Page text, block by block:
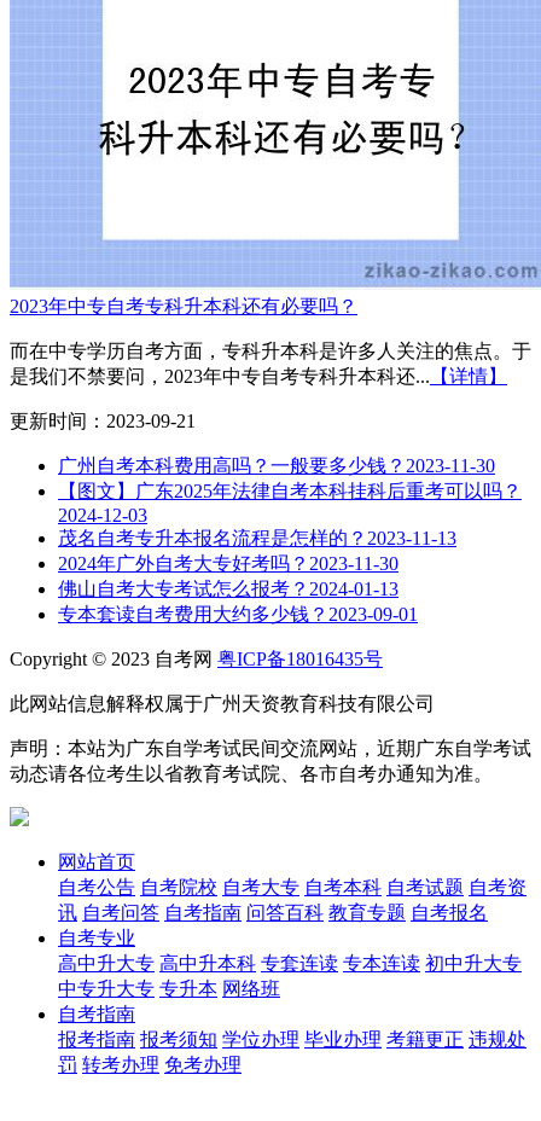
2023年中专自考专科升本科还有必要吗？
而在中专学历自考方面，专科升本科是许多人关注的焦点。于
是我们不禁要问，2023年中专自考专科升本科还... 【详情】
更新时间：2023-09-21
广州自考本科费用高吗？一般要多少钱？ 2023-11-30
【图文】广东2025年法律自考本科挂科后重考可以吗？
2024-12-03
茂名自考专升本报名流程是怎样的？ 2023-11-13
2024年广外自考大专好考吗？ 2023-11-30
佛山自考大专考试怎么报考？ 2024-01-13
专本套读自考费用大约多少钱？ 2023-09-01
Copyright © 2023 自考网 粤ICP备18016435号
此网站信息解释权属于广州天资教育科技有限公司
声明：本站为广东自学考试民间交流网站，近期广东自学考试
动态请各位考生以省教育考试院、各市自考办通知为准。
网站首页
自考公告 自考院校 自考大专 自考本科 自考试题 自考资
讯 自考问答 自考指南 问答百科 教育专题 自考报名
自考专业
高中升大专 高中升本科 专套连读 专本连读 初中升大专
中专升大专 专升本 网络班
自考指南
报考指南 报考须知 学位办理 毕业办理 考籍更正 违规处
罚 转考办理 免考办理